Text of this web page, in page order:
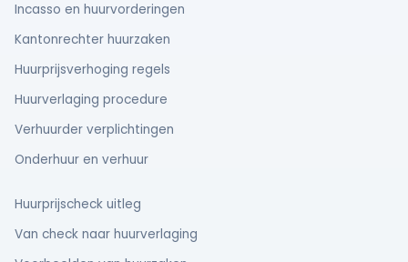
Incasso en huurvorderingen
Kantonrechter huurzaken
Huurprijsverhoging regels
Huurverlaging procedure
Verhuurder verplichtingen
Onderhuur en verhuur
Huurprijscheck uitleg
Van check naar huurverlaging